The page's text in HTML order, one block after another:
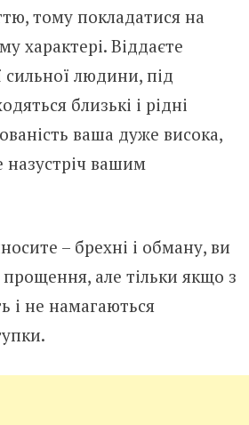
тому покладатися на
характері. Віддаєте
сильної людини, під
близькі і рідні
ваша дуже висока,
назустріч вашим
– брехні і обману, ви
прощення, але тільки якщо з
і не намагаються